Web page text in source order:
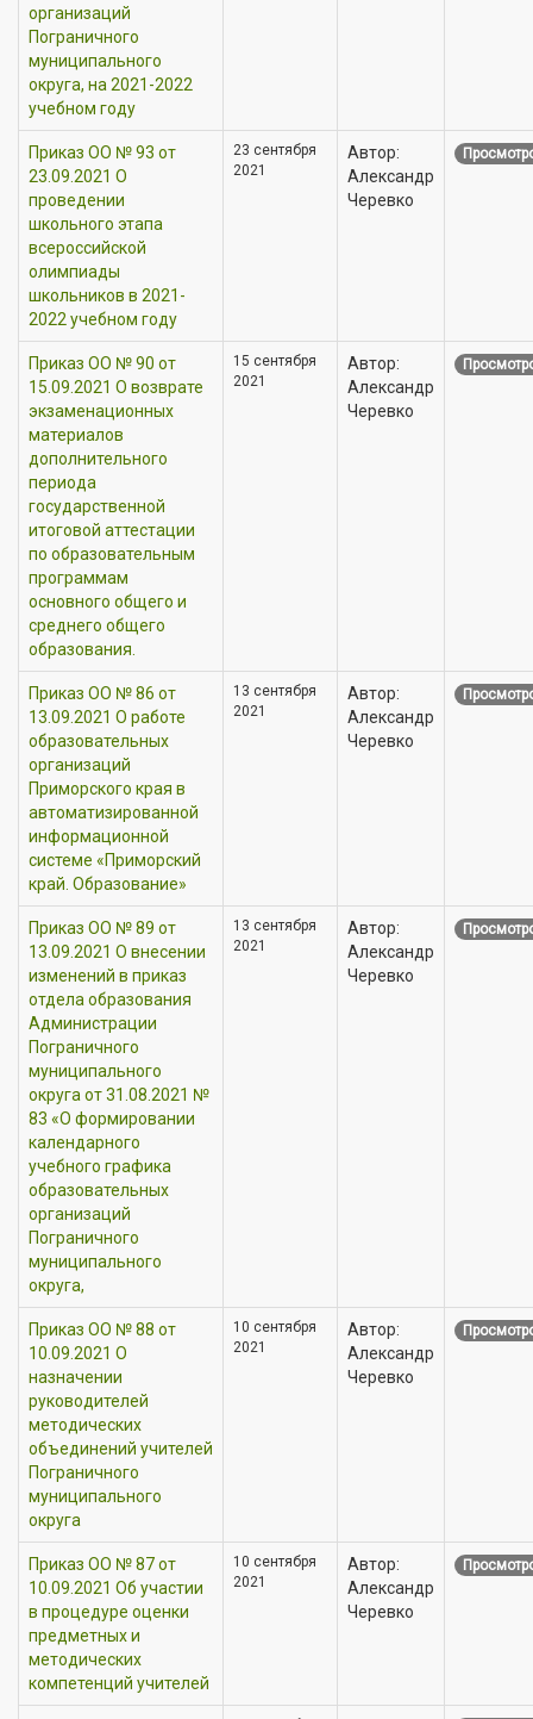
организаций
Пограничного
муниципального
округа, на 2021-2022
учебном году
Приказ OO № 93 от
23.09.2021 О
проведении
школьного этапа
всероссийской
олимпиады
школьников в 2021-
2022 учебном году
23 сентября
2021
Автор:
Александр
Черевко
Приказ OO № 90 от
15.09.2021 О возврате
экзаменационных
материалов
дополнительного
периода
государственной
итоговой аттестации
по образовательным
программам
основного общего и
среднего общего
образования.
15 сентября
2021
Автор:
Александр
Черевко
Приказ OO № 86 от
13.09.2021 О работе
образовательных
организаций
Приморского края в
автоматизированной
информационной
системе «Приморский
край. Образование»
13 сентября
2021
Автор:
Александр
Черевко
Приказ OO № 89 от
13.09.2021 О внесении
изменений в приказ
отдела образования
Администрации
Пограничного
муниципального
округа от 31.08.2021 №
83 «О формировании
календарного
учебного графика
образовательных
организаций
Пограничного
муниципального
округа,
13 сентября
2021
Автор:
Александр
Черевко
Приказ OO № 88 от
10.09.2021 О
назначении
руководителей
методических
объединений учителей
Пограничного
муниципального
округа
10 сентября
2021
Автор:
Александр
Черевко
Приказ OO № 87 от
10.09.2021 Об участии
в процедуре оценки
предметных и
методических
компетенций учителей
10 сентября
2021
Автор:
Александр
Черевко